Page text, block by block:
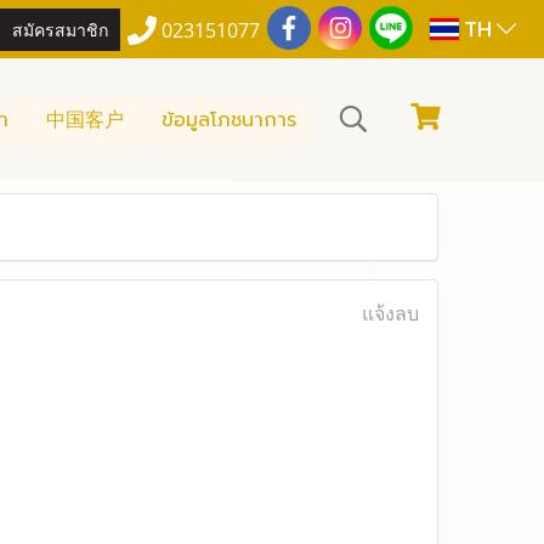
สมัครสมาชิก 023151077 TH
中国客户 ข้อมูลโภชนาการ
แจ้งลบ